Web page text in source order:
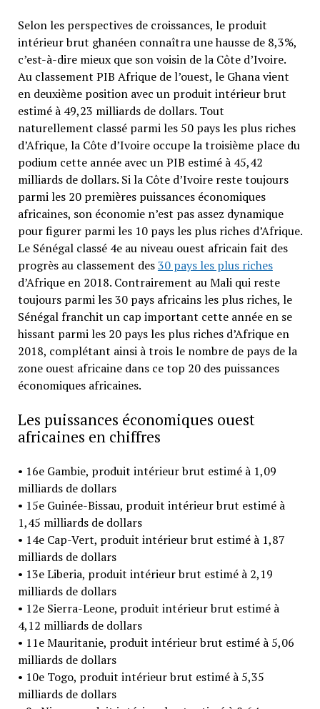
Selon les perspectives de croissances, le produit
intérieur brut ghanéen connaîtra une hausse de 8,3%,
c’est-à-dire mieux que son voisin de la Côte d’Ivoire.
Au classement PIB Afrique de l’ouest, le Ghana vient
en deuxième position avec un produit intérieur brut
estimé à 49,23 milliards de dollars. Tout
naturellement classé parmi les 50 pays les plus riches
d’Afrique, la Côte d’Ivoire occupe la troisième place du
podium cette année avec un PIB estimé à 45,42
milliards de dollars. Si la Côte d’Ivoire reste toujours
parmi les 20 premières puissances économiques
africaines, son économie n’est pas assez dynamique
pour figurer parmi les 10 pays les plus riches d’Afrique.
Le Sénégal classé 4e au niveau ouest africain fait des
progrès au classement des30 pays les plus riches
d’Afrique en 2018. Contrairement au Mali qui reste
toujours parmi les 30 pays africains les plus riches, le
Sénégal franchit un cap important cette année en se
hissant parmi les 20 pays les plus riches d’Afrique en
2018, complétant ainsi à trois le nombre de pays de la
zone ouest africaine dans ce top 20 des puissances
économiques africaines.
Les puissances économiques ouest
africaines en chiffres
• 16e Gambie, produit intérieur brut estimé à 1,09
milliards de dollars
• 15e Guinée-Bissau, produit intérieur brut estimé à
1,45 milliards de dollars
• 14e Cap-Vert, produit intérieur brut estimé à 1,87
milliards de dollars
• 13e Liberia, produit intérieur brut estimé à 2,19
milliards de dollars
• 12e Sierra-Leone, produit intérieur brut estimé à
4,12 milliards de dollars
• 11e Mauritanie, produit intérieur brut estimé à 5,06
milliards de dollars
• 10e Togo, produit intérieur brut estimé à 5,35
milliards de dollars